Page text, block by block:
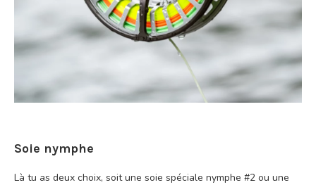
Soie nymphe
Là tu as deux choix, soit une soie spéciale nymphe #2 ou une